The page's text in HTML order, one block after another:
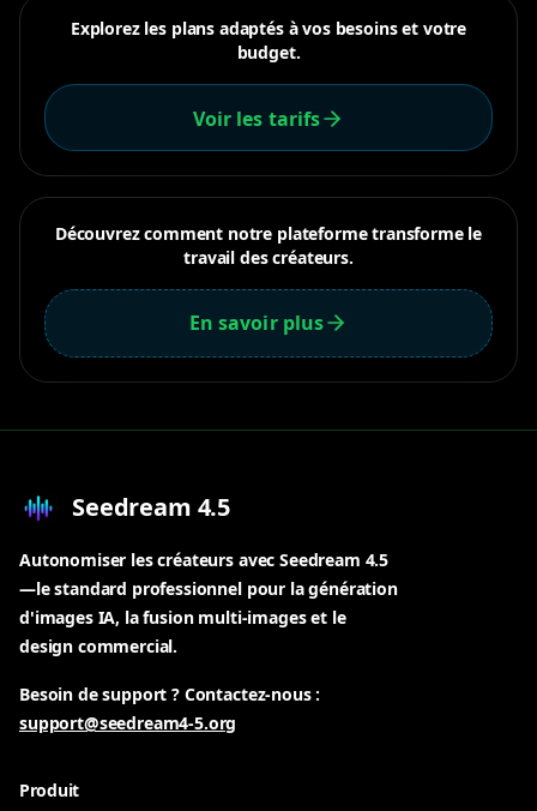
Explorez les plans adaptés à vos besoins et votre
budget.
Voir les tarifs
Découvrez comment notre plateforme transforme le
travail des créateurs.
En savoir plus
Seedream 4.5
Autonomiser les créateurs avec Seedream 4.5
—le standard professionnel pour la génération
d'images IA, la fusion multi-images et le
design commercial.
Besoin de support ? Contactez-nous :
support@seedream4-5.org
Produit